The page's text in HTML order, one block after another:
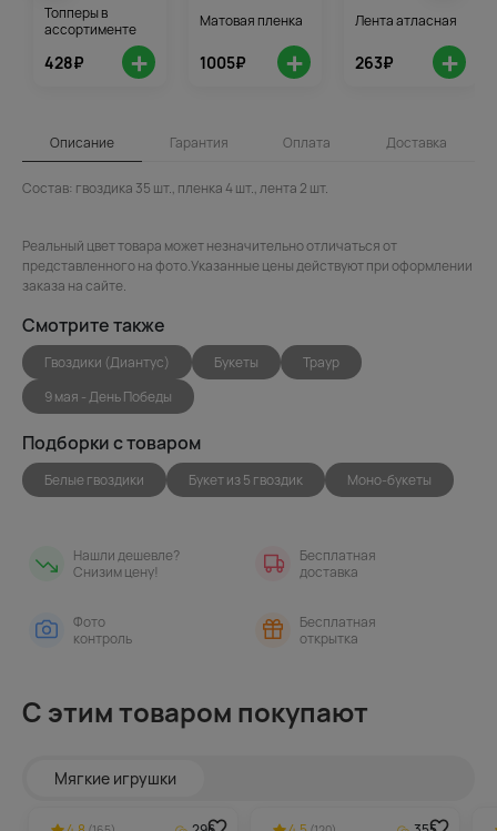
Топперы в
ассортименте
428₽ +
Матовая пленка
1005₽ +
Лента атласная
263₽ +
Описание Гарантия Оплата Доставка
Состав: гвоздика 35 шт., пленка 4 шт., лента 2 шт.
Реальный цвет товара может незначительно отличаться от
представленного на фото.Указанные цены действуют при оформлении
заказа на сайте.
Смотрите также
Гвоздики (Диантус) Букеты
Траур
9 мая - День Победы
Подборки с товаром
Белые гвоздики Букет из 5 гвоздик Моно-букеты
Нашли дешевле?
Снизим цену!
Бесплатная
доставка
Фото
контроль
Бесплатная
открытка
С этим товаром покупают
Мягкие игрушки